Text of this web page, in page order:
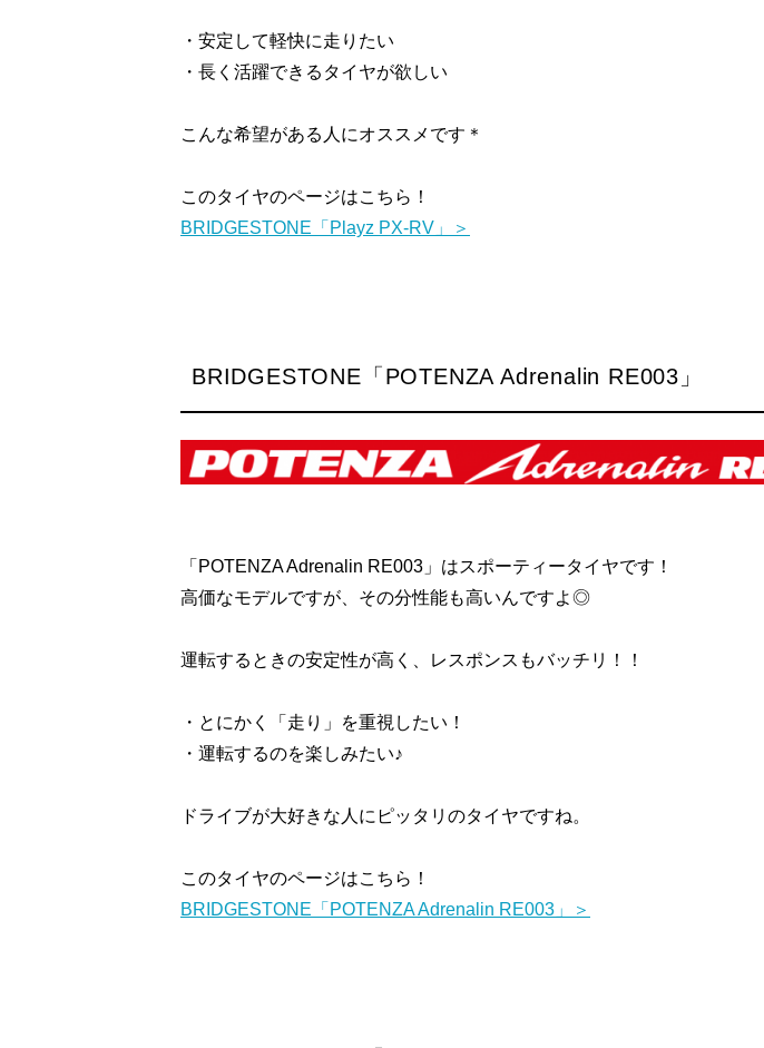
・安定して軽快に走りたい
・長く活躍できるタイヤが欲しい
こんな希望がある人にオススメです＊
このタイヤのページはこちら！
BRIDGESTONE「Playz PX-RV」＞
BRIDGESTONE「POTENZA Adrenalin RE003」
「POTENZA Adrenalin RE003」はスポーティータイヤです！
高価なモデルですが、その分性能も高いんですよ◎
運転するときの安定性が高く、レスポンスもバッチリ！！
・とにかく「走り」を重視したい！
・運転するのを楽しみたい♪
ドライブが大好きな人にピッタリのタイヤですね。
このタイヤのページはこちら！
BRIDGESTONE「POTENZA Adrenalin RE003」＞